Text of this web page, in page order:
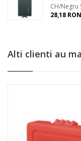
CH/Negru
28,18 RON
Alti clienti au